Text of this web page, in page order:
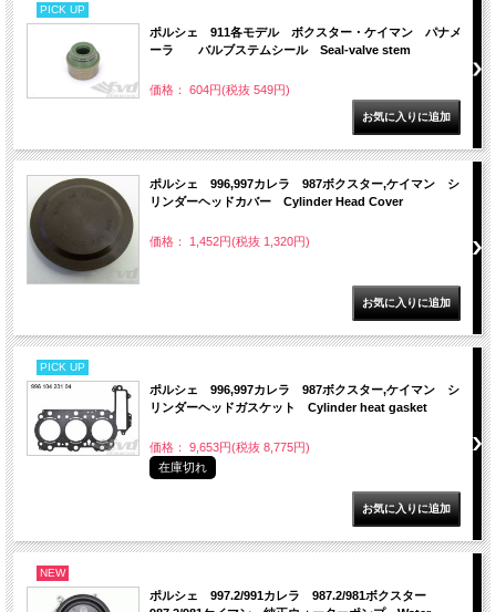
PICK UP
ポルシェ 911各モデル ボクスター・ケイマン パナメ
ーラ バルブステムシール Seal-valve stem
価格： 604円(税抜 549円)
ポルシェ 996,997カレラ 987ボクスター,ケイマン シ
リンダーヘッドカバー Cylinder Head Cover
価格： 1,452円(税抜 1,320円)
PICK UP
ポルシェ 996,997カレラ 987ボクスター,ケイマン シ
リンダーヘッドガスケット Cylinder heat gasket
価格： 9,653円(税抜 8,775円)
在庫切れ
NEW
ポルシェ 997.2/991カレラ 987.2/981ボクスター